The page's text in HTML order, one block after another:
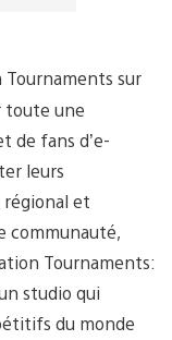
sur
toute une
de fans d’e-
leurs
et
communauté,
Tournaments:
studio qui
du monde